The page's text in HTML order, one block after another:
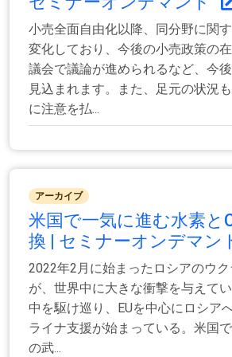
小売全面自由化以降、同分野に関
変化しており、今後の小売政策の
議会で議論が進められるなど、今
見込まれます。また、足元の状況
に注意を払...
アーカイブ
米国で一気に進む水素と
換 | セミナーオンデマン
2022年2月に始まったロシアのウ
が、世界中に大きな衝撃を与えて
中を駆け巡り、EUを中心にロシア
ライナ支援が始まっている。米国
の武...